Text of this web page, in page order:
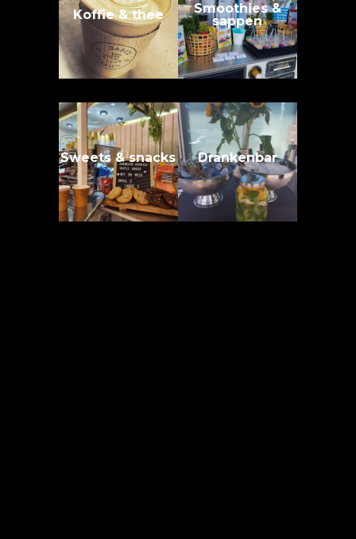
Koffie & thee
Sweets & snacks
Smoothies &
sappen
Drankenbar